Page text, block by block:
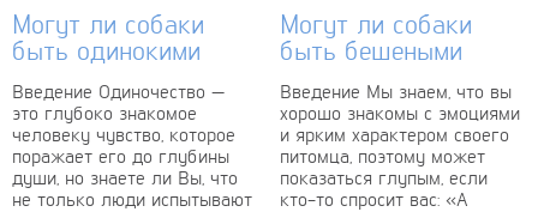
Могут ли собаки
быть одинокими
Введение Одиночество —
это глубоко знакомое
человеку чувство, которое
поражает его до глубины
души, но знаете ли Вы, что
не только люди испытывают
Могут ли собаки
быть бешеными
Введение Мы знаем, что вы
хорошо знакомы с эмоциями
и ярким характером своего
питомца, поэтому может
показаться глупым, если
кто-то спросит вас: «А